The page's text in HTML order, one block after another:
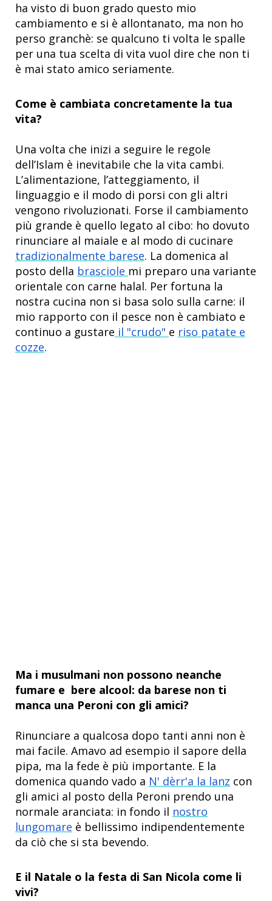
ha visto di buon grado questo mio
cambiamento e si è allontanato, ma non ho
perso granchè: se qualcuno ti volta le spalle
per una tua scelta di vita vuol dire che non ti
è mai stato amico seriamente.
Come è cambiata concretamente la tua
vita?
Una volta che inizi a seguire le regole
dell’Islam è inevitabile che la vita cambi.
L’alimentazione, l’atteggiamento, il
linguaggio e il modo di porsi con gli altri
vengono rivoluzionati. Forse il cambiamento
più grande è quello legato al cibo: ho dovuto
rinunciare al maiale e al modo di cucinare
tradizionalmente barese. La domenica al
posto della brasciole mi preparo una variante
orientale con carne halal. Per fortuna la
nostra cucina non si basa solo sulla carne: il
mio rapporto con il pesce non è cambiato e
continuo a gustare il "crudo" e riso patate e
cozze.
Ma i musulmani non possono neanche
fumare e bere alcool: da barese non ti
manca una Peroni con gli amici?
Rinunciare a qualcosa dopo tanti anni non è
mai facile. Amavo ad esempio il sapore della
pipa, ma la fede è più importante. E la
domenica quando vado a N' dèrr'a la lanz con
gli amici al posto della Peroni prendo una
normale aranciata: in fondo il nostro
lungomare è bellissimo indipendentemente
da ciò che si sta bevendo.
E il Natale o la festa di San Nicola come li
vivi?